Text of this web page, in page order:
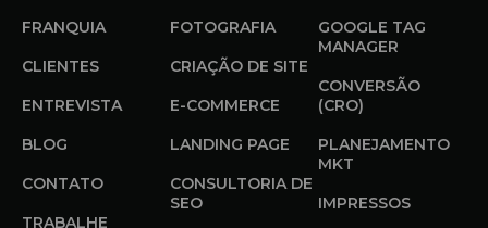
FRANQUIA
CLIENTES
ENTREVISTA
BLOG
CONTATO
TRABALHE
FOTOGRAFIA
CRIAÇÃO DE SITE
E-COMMERCE
LANDING PAGE
CONSULTORIA DE
SEO
GOOGLE TAG
MANAGER
CONVERSÃO
(CRO)
PLANEJAMENTO
MKT
IMPRESSOS